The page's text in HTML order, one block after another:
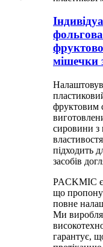
мішечки
фруктовим
сировини з
підходить
засобів
PACKMIC
що
повне
Ми
гарантує,